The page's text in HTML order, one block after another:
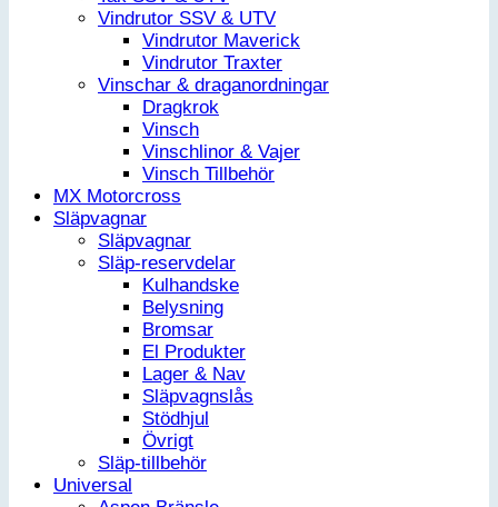
Vindrutor SSV & UTV
Vindrutor Maverick
Vindrutor Traxter
Vinschar & draganordningar
Dragkrok
Vinsch
Vinschlinor & Vajer
Vinsch Tillbehör
MX Motorcross
Släpvagnar
Släpvagnar
Släp-reservdelar
Kulhandske
Belysning
Bromsar
El Produkter
Lager & Nav
Släpvagnslås
Stödhjul
Övrigt
Släp-tillbehör
Universal